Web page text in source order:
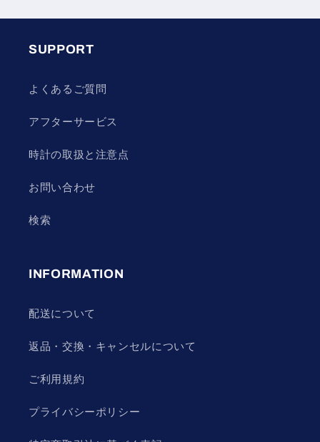
SUPPORT
よくあるご質問
アフターサービス
時計の取扱と注意点
お問い合わせ
検索
INFORMATION
配送について
返品・交換・キャンセルについて
ご利用規約
プライバシーポリシー